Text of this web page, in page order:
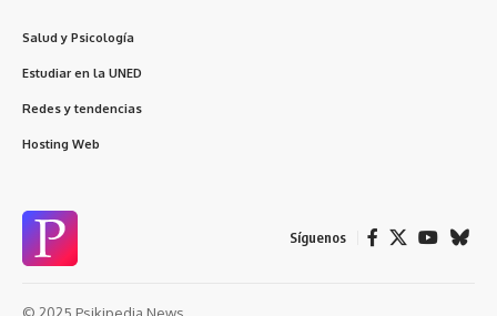
Salud y Psicología
Estudiar en la UNED
Redes y tendencias
Hosting Web
Síguenos
© 2025 Psikipedia News